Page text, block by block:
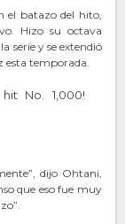
el batazo del hito,
Hizo su octava
serie y se extendió
temporada.
No. 1,000!
dijo Ohtani,
que eso fue muy